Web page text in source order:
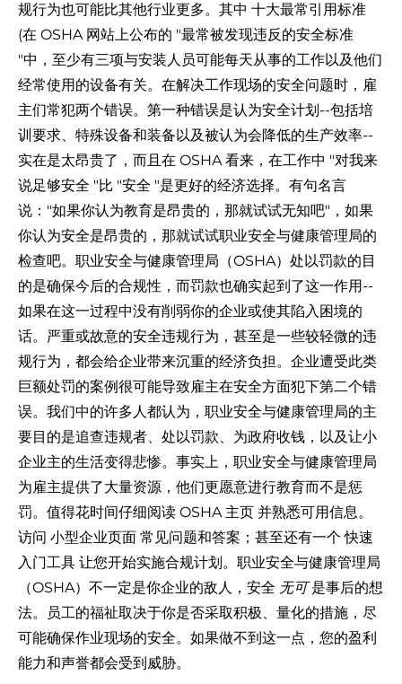
规行为也可能比其他行业更多。其中 十大最常引用标准
(在 OSHA 网站上公布的 "最常被发现违反的安全标准
"中，至少有三项与安装人员可能每天从事的工作以及他们
经常使用的设备有关。在解决工作现场的安全问题时，雇
主们常犯两个错误。第一种错误是认为安全计划--包括培
训要求、特殊设备和装备以及被认为会降低的生产效率--
实在是太昂贵了，而且在 OSHA 看来，在工作中 "对我来
说足够安全 "比 "安全 "是更好的经济选择。有句名言
说："如果你认为教育是昂贵的，那就试试无知吧"，如果
你认为安全是昂贵的，那就试试职业安全与健康管理局的
检查吧。职业安全与健康管理局（OSHA）处以罚款的目
的是确保今后的合规性，而罚款也确实起到了这一作用--
如果在这一过程中没有削弱你的企业或使其陷入困境的
话。严重或故意的安全违规行为，甚至是一些较轻微的违
规行为，都会给企业带来沉重的经济负担。企业遭受此类
巨额处罚的案例很可能导致雇主在安全方面犯下第二个错
误。我们中的许多人都认为，职业安全与健康管理局的主
要目的是追查违规者、处以罚款、为政府收钱，以及让小
企业主的生活变得悲惨。事实上，职业安全与健康管理局
为雇主提供了大量资源，他们更愿意进行教育而不是惩
罚。值得花时间仔细阅读 OSHA 主页 并熟悉可用信息。
访问 小型企业页面 常见问题和答案；甚至还有一个快速
入门工具 让您开始实施合规计划。职业安全与健康管理局
（OSHA）不一定是你企业的敌人，安全 无可是事后的想
法。员工的福祉取决于你是否采取积极、量化的措施，尽
可能确保作业现场的安全。如果做不到这一点，您的盈利
能力和声誉都会受到威胁。